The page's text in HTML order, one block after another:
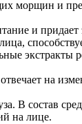
морщин и
и
экстракты
на
В состав
на лице.